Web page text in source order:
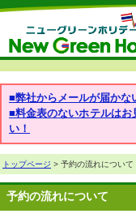
■弊社からメールが届かな
■料金表のないホテルはお
い！
トップページ > 予約の流れについて
予約の流れについて